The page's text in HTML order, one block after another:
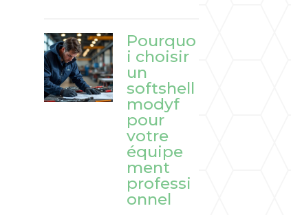
Pourquo
i choisir
un
softshell
modyf
pour
votre
équipe
ment
professi
onnel